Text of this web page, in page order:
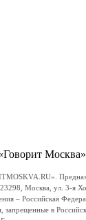
Москва»
Москва, ул. 3-я
– Российская
запрещенные в